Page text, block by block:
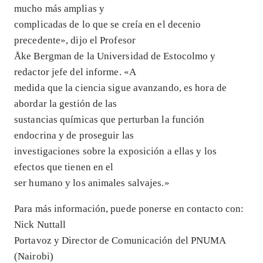
mucho más amplias y
complicadas de lo que se creía en el decenio
precedente», dijo el Profesor
Åke Bergman de la Universidad de Estocolmo y
redactor jefe del informe. «A
medida que la ciencia sigue avanzando, es hora de
abordar la gestión de las
sustancias químicas que perturban la función
endocrina y de proseguir las
investigaciones sobre la exposición a ellas y los
efectos que tienen en el
ser humano y los animales salvajes.»
Para más información, puede ponerse en contacto con:
Nick Nuttall
Portavoz y Director de Comunicación del PNUMA
(Nairobi)